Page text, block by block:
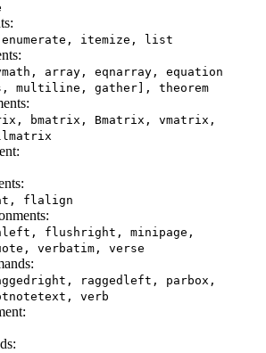
itemize, list
array, eqnarray, equation
multiline, gather], theorem
bmatrix, Bmatrix, vmatrix,
flalign
flushright, minipage,
verbatim, verse
raggedleft, parbox,
verb